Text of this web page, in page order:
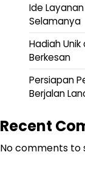
Ide
Selamanya
Hadiah
Berkesan
Persiapan
Berjalan
Recent
No comments to